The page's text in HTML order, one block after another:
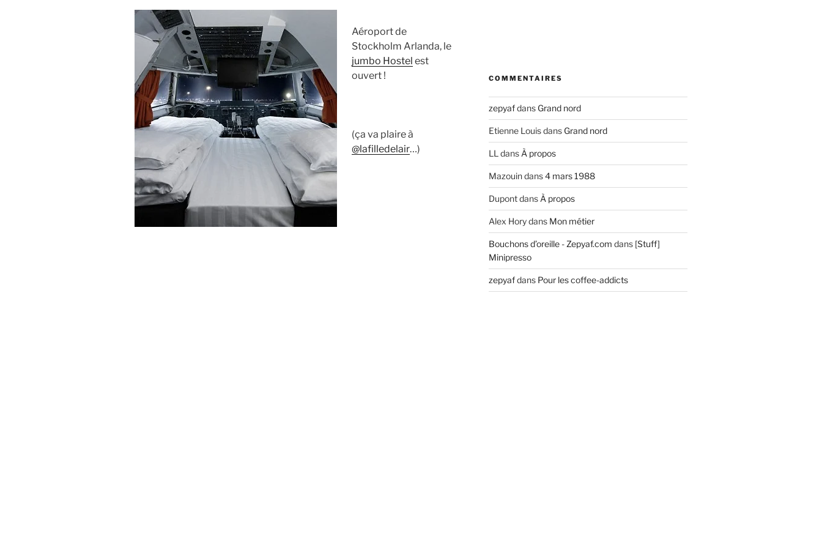
Aéroport de
Stockholm Arlanda, le
jumbo Hostel est
ouvert !
(ça va plaire à
@lafilledelair…)
COMMENTAIRES
zepyafdans Grand nord
Etienne Louisdans Grand nord
LL dans À propos
Mazouindans4 mars 1988
Dupontdans À propos
Alex Horydans Mon métier
Bouchons d’oreille - Zepyaf.com dans [Stuff]
Minipresso
zepyafdans Pour les coffee-addicts